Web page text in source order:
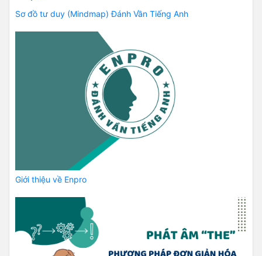
Sơ đồ tư duy (Mindmap) Đánh Vần Tiếng Anh
Giới thiệu về Enpro